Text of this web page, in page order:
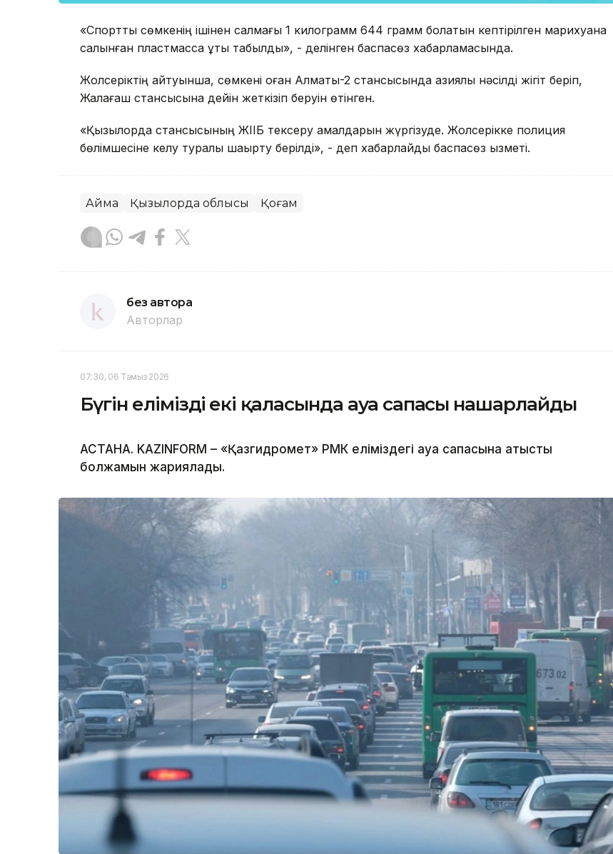
«Спорттық сөмкенің ішінен салмағы 1 килограмм 644 грамм болатын кептірілген марихуана
салынған пластмасса құты табылды», - делінген баспасөз хабарламасында.
Жолсеріктің айтуынша, сөмкені оған Алматы-2 стансысында азиялық нәсілді жігіт беріп,
Жалағаш стансысына дейін жеткізіп беруін өтінген.
«Қызылорда стансысының ЖІІБ тексеру амалдарын жүргізуде. Жолсерікке полиция
бөлімшесіне келу туралы шақырту берілді», - деп хабарлайды баспасөз қызметі.
Аймақ Қызылорда облысы Қоғам
без автора
Авторлар
07:30, 06 Тамыз 2026
Бүгін еліміздің екі қаласында ауа сапасы нашарлайды
АСТАНА. KAZINFORM – «Қазгидромет» РМК еліміздегі ауа сапасына қатысты
болжамын жариялады.